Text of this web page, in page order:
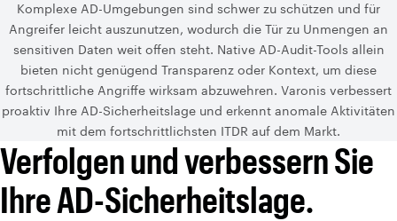
Komplexe AD-Umgebungen sind schwer zu schützen und für
Angreifer leicht auszunutzen, wodurch die Tür zu Unmengen an
sensitiven Daten weit offen steht. Native AD-Audit-Tools allein
bieten nicht genügend Transparenz oder Kontext, um diese
fortschrittliche Angriffe wirksam abzuwehren. Varonis verbessert
proaktiv Ihre AD-Sicherheitslage und erkennt anomale Aktivitäten
mit dem fortschrittlichsten ITDR auf dem Markt.
Verfolgen und verbessern Sie
Ihre AD-Sicherheitslage.